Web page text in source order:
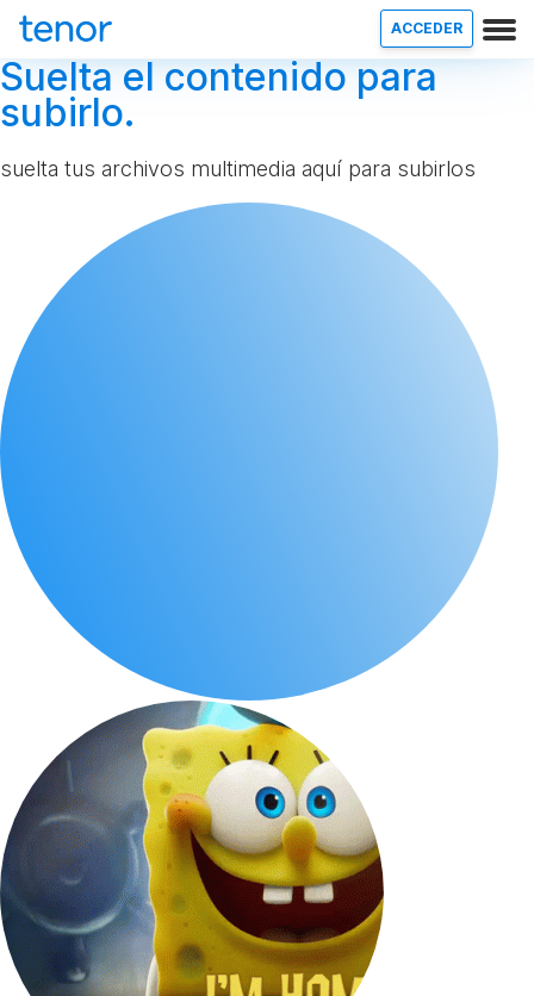
ACCEDER
Suelta el contenido para
subirlo.
suelta tus archivos multimedia aquí para subirlos